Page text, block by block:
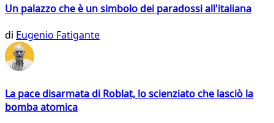
Un palazzo che è un simbolo dei paradossi all'italiana
di Eugenio Fatigante
La pace disarmata di Roblat, lo scienziato che lasciò la
bomba atomica